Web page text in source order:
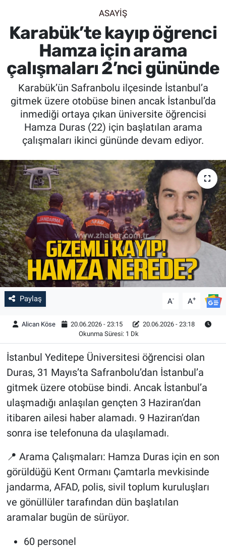
ASAYİŞ
Karabük’te kayıp öğrenci
Hamza için arama
çalışmaları 2’nci gününde
Karabük’ün Safranbolu ilçesinde İstanbul’a
gitmek üzere otobüse binen ancak İstanbul’da
inmediği ortaya çıkan üniversite öğrencisi
Hamza Duras (22) için başlatılan arama
çalışmaları ikinci gününde devam ediyor.
Paylaş A- A+
Alican Köse 20.06.2026 - 23:15
20.06.2026 - 23:18
Okunma Süresi: 1 Dk
İstanbul Yeditepe Üniversitesi öğrencisi olan
Duras, 31 Mayıs’ta Safranbolu’dan İstanbul’a
gitmek üzere otobüse bindi. Ancak İstanbul’a
ulaşmadığı anlaşılan gençten 3 Haziran’dan
itibaren ailesi haber alamadı. 9 Haziran’dan
sonra ise telefonuna da ulaşılamadı.
📍 Arama Çalışmaları: Hamza Duras için en son
görüldüğü Kent Ormanı Çamtarla mevkisinde
jandarma, AFAD, polis, sivil toplum kuruluşları
ve gönüllüler tarafından dün başlatılan
aramalar bugün de sürüyor.
60 personel
SPOR
SAĞLIK